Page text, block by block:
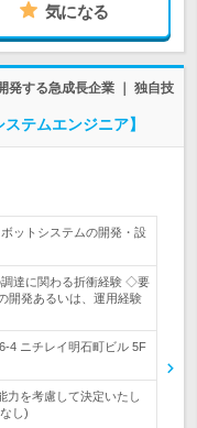
気になる
発する急成長企業 ｜ 独自技
テムエンジニア】
ットシステムの開発・設
達に関わる折衝経験 ◇要
開発あるいは、運用経験
4 ニチレイ明石町ビル 5F
力を考慮して決定いたし
し)